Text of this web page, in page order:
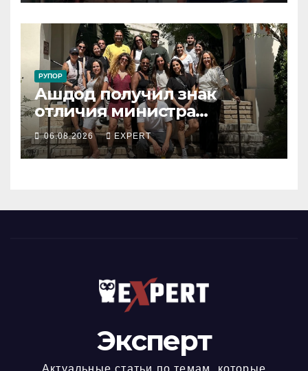
РУПОР
Ашдод получил знак
отличия министра
обороны за поддержку
резервистов
06.08.2026 EXPERT
Эксперт
Актуальные статьи по темам, которые